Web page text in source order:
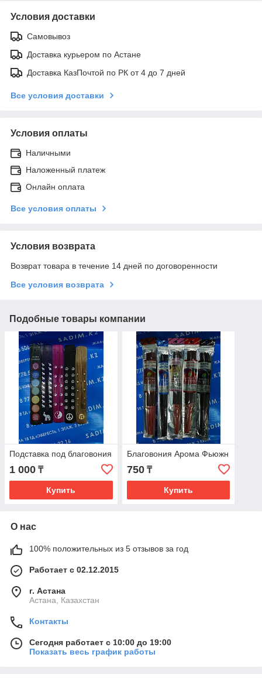
Условия доставки
Самовывоз
Доставка курьером по Астане
Доставка КазПочтой по РК от 4 до 7 дней
Все условия доставки
Условия оплаты
Наличными
Наложенный платеж
Онлайн оплата
Все условия оплаты
Условия возврата
Возврат товара в течение 14 дней по договоренности
Все условия возврата
Подобные товары компании
Подставка под благовония
1 000 ₸
Купить
Благовония Арома Фьюжн
750₸
Купить
О нас
100% положительных из 5 отзывов за год
Работает с 02.12.2015
г. Астана
Астана, Казахстан
Контакты
Сегодня работает с 10:00 до 19:00
Показать весь график работы